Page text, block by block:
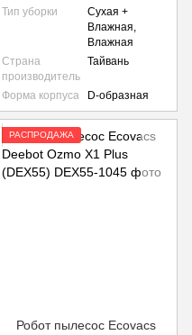
Тип уборки
Сухая +
Влажная,
Влажная
Страна
производитель
Тайвань
Форма корпуса D-образная
РАСПРОДАЖА
Робот пылесос Ecovacs